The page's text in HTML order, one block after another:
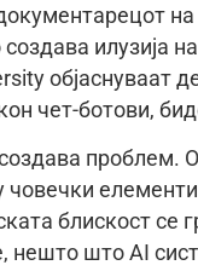
илузија
објаснуваат
чет-ботови,
проблем.
блискост се
што AI